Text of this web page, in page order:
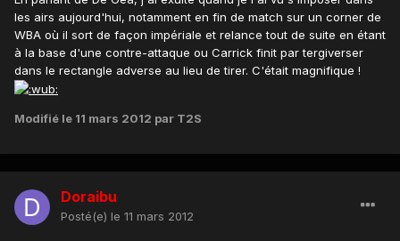
les airs aujourd'hui, notamment en fin de match sur un corner de
WBA où il sort de façon impériale et relance tout de suite en étant
à la base d'une contre-attaque ou Carrick finit par tergiverser
dans le rectangle adverse au lieu de tirer. C'était magnifique !
Modifié le 11 mars 2012 par T2S
Doraibu
Posté(e) le 11 mars 2012